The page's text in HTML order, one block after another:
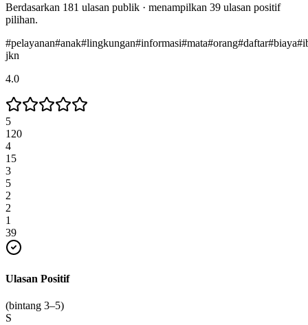
Berdasarkan 181 ulasan publik · menampilkan 39 ulasan positif
pilihan.
#pelayanan#anak#lingkungan#informasi#mata#orang#daftar#biaya#
jkn
4.0
5
120
4
15
3
5
2
2
1
39
Ulasan Positif
(bintang 3–5)
S